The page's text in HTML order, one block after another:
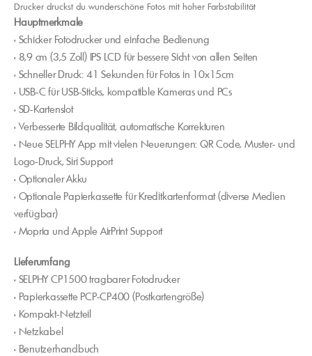
Drucker druckst du wunderschöne Fotos mit hoher Farbstabilität
Hauptmerkmale
• Schicker Fotodrucker und einfache Bedienung
• 8,9 cm (3,5 Zoll) IPS LCD für bessere Sicht von allen Seiten
• Schneller Druck: 41 Sekunden für Fotos in 10x15cm
• USB-C für USB-Sticks, kompatible Kameras und PCs
• SD-Kartenslot
• Verbesserte Bildqualität, automatische Korrekturen
• Neue SELPHY App mit vielen Neuerungen: QR Code, Muster- und
Logo-Druck, Siri Support
• Optionaler Akku
• Optionale Papierkassette für Kreditkartenformat (diverse Medien
verfügbar)
• Mopria und Apple AirPrint Support
Lieferumfang
• SELPHY CP1500 tragbarer Fotodrucker
• Papierkassette PCP-CP400 (Postkartengröße)
• Kompakt-Netzteil
• Netzkabel
• Benutzerhandbuch